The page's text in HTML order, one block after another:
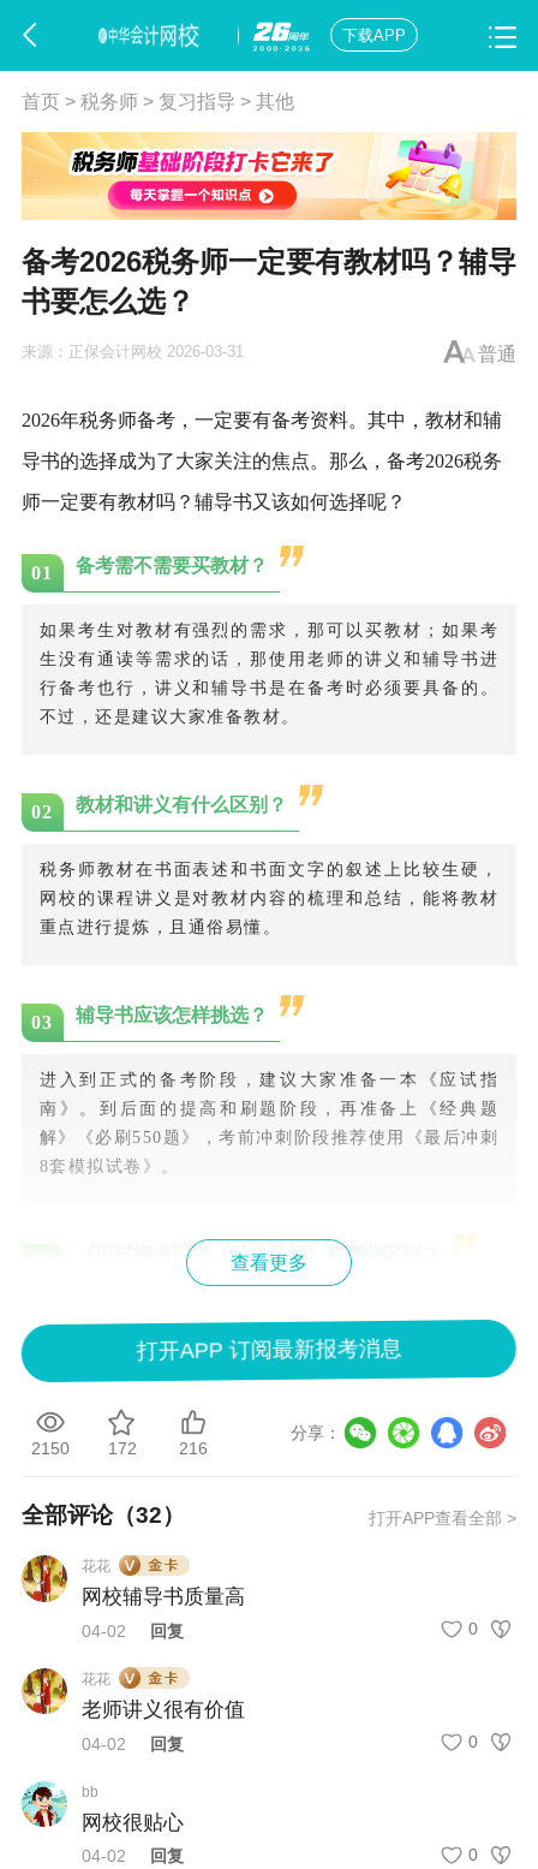
下载APP
首页> 税务师> 复习指导 > 其他
备考2026税务师一定要有教材吗？辅导
书要怎么选？
普通
来源： 正保会计网校 2026-03-31
2026年税务师备考，一定要有备考资料。其中，教材和辅
导书的选择成为了大家关注的焦点。那么，备考2026税务
师一定要有教材吗？辅导书又该如何选择呢？
01 备考需不需要买教材？
如果考生对教材有强烈的需求，那可以买教材；如果考
生没有通读等需求的话，那使用老师的讲义和辅导书进
行备考也行，讲义和辅导书是在备考时必须要具备的。
不过，还是建议大家准备教材。
02 教材和讲义有什么区别？
税务师教材在书面表述和书面文字的叙述上比较生硬，
网校的课程讲义是对教材内容的梳理和总结，能将教材
重点进行提炼，且通俗易懂。
03 辅导书应该怎样挑选？
进入到正式的备考阶段，建议大家准备一本《应试指
南》。到后面的提高和刷题阶段，再准备上《经典题
解》《必刷550题》，考前冲刺阶段推荐使用《最后冲刺
8套模拟试卷》。
《应试指南》和《经典题解》有哪些区别？
两本书的侧重点不一样。《应试指南》侧重于教材的深
度解析，对知识点进行深入浅出地讲解，并配有相应的
练习题，适合基础知识学习时使用；《经典题解》侧重
于经典练习题解析，从例题入手深刻分析各题目对应的
知识点，是必备习题手册，适合考前三个月大量刷题、
题解》刷题，实现学习知识点和刷题的完美结合，想要
更多推荐：
2026年税务师备考计划怎么制定？
查看更多
打开APP 订阅最新报考消息
2150 172 216
分享：
全部评论（32） 打开APP查看全部 >
花花
网校辅导书质量高
04-02 回复 0
花花
老师讲义很有价值
04-02 回复 0
bb
网校很贴心
04-02 回复 0